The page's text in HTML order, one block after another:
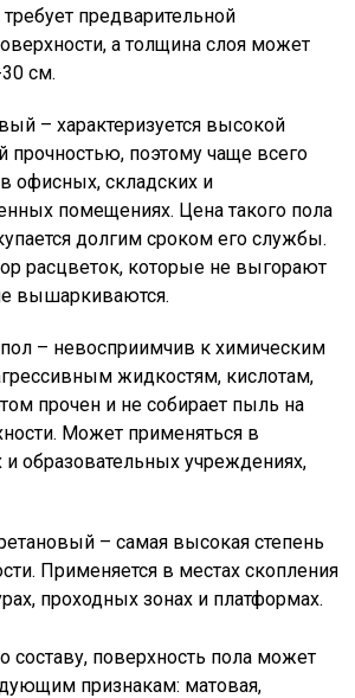
предварительной
а толщина слоя может
см.
– характеризуется высокой
прочностью, поэтому чаще всего
офисных, складских и
помещениях. Цена такого пола
долгим сроком его службы.
расцветок, которые не выгорают
вышаркиваются.
– невосприимчив к химическим
жидкостям, кислотам,
прочен и не собирает пыль на
Может применяться в
образовательных учреждениях,
– самая высокая степень
Применяется в местах скопления
проходных зонах и платформах.
составу, поверхность пола может
признакам: матовая,